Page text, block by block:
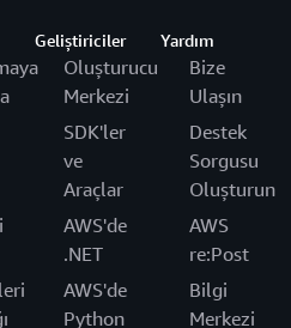
Geliştiriciler
Oluşturucu
Merkezi
SDK'ler
ve
Araçlar
AWS'de
.NET
AWS'de
Python
Yardım
Bize
Ulaşın
Destek
Sorgusu
Oluşturun
AWS
re:Post
Bilgi
Merkezi